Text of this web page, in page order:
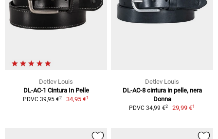
Detlev Louis
DL-AC-1 Cintura In Pelle
PDVC 39,95 €2 34,95 €1
Detlev Louis
DL-AC-8 cintura in pelle, nera
Donna
PDVC 34,99 €2 29,99 €1